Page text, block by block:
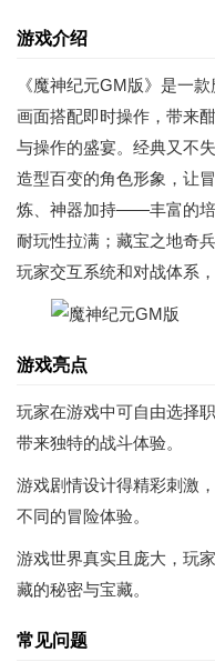
游戏介绍
《魔神纪元GM版》是一
画面搭配即时操作，带来
与操作的盛宴。经典又不
造型百变的角色形象，让
炼、神器加持——丰富的培
耐玩性拉满；藏宝之地奇
玩家交互系统和对战体系
游戏亮点
玩家在游戏中可自由选择
带来独特的战斗体验。
游戏剧情设计得精彩刺激
不同的冒险体验。
游戏世界真实且庞大，玩
藏的秘密与宝藏。
常见问题